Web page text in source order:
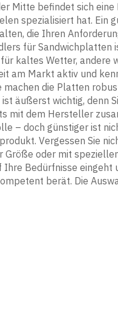
Mitte befindet sich
spezialisiert hat.
die Ihren
für
kaltes Wetter,
am Markt aktiv und
die Platten
äußerst wichtig, denn
mit dem Hersteller
– doch günstiger ist
produkt. Vergessen Sie
Größe oder mit
Bedürfnisse
berät. Die